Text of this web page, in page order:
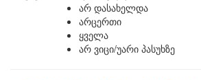
არ დასახელდა
არცერთი
ყველა
არ ვიცი/უარი პასუხზე